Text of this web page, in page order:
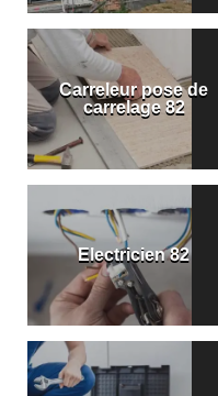
Carreleur pose de
carrelage 82
Electricien 82